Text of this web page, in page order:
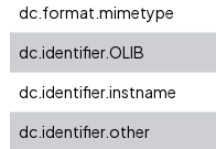
dc.format.mimetype
dc.identifier.OLIB
dc.identifier.instname
dc.identifier.other